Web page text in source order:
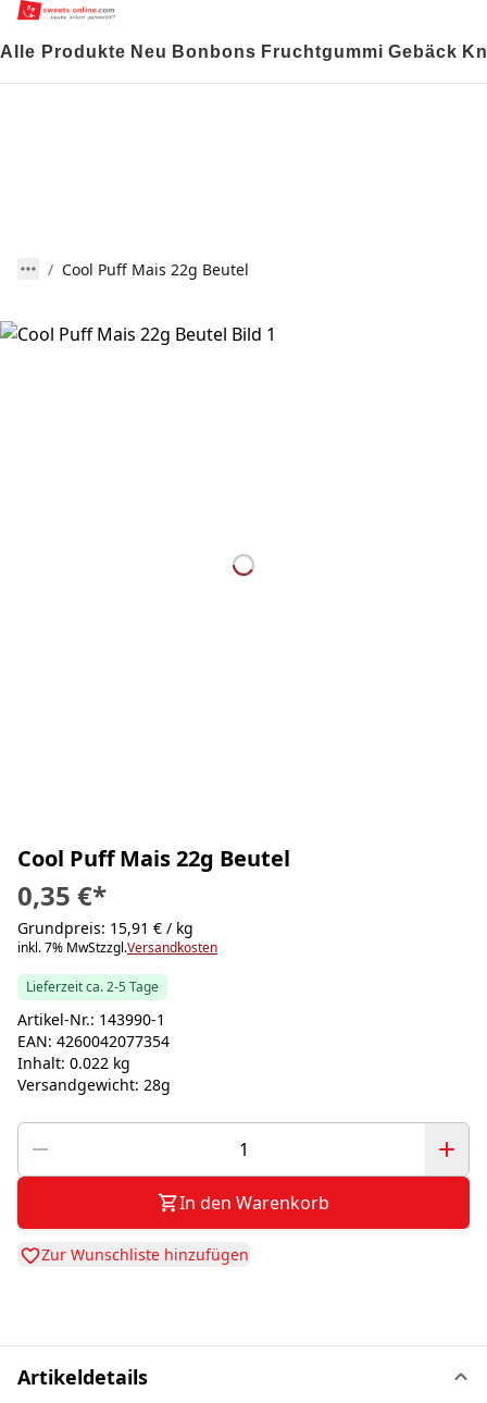
Alle Produkte Neu Bonbons Fruchtgummi Gebäck
Cool Puff Mais 22g Beutel
Cool Puff Mais 22g Beutel
0,35 €*
Grundpreis: 15,91 € / kg
inkl. 7% MwStzzgl.Versandkosten
Lieferzeit ca. 2-5 Tage
Artikel-Nr.: 143990-1
EAN: 4260042077354
Inhalt: 0.022 kg
Versandgewicht: 28g
In den Warenkorb
Zur Wunschliste hinzufügen
Artikeldetails